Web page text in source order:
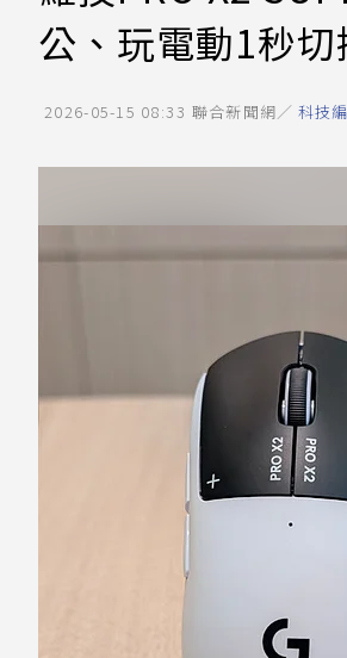
公、玩電動1秒切
2026-05-15 08:33 聯合新聞網／ 科技